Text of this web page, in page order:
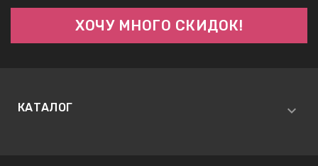
КАТАЛОГ